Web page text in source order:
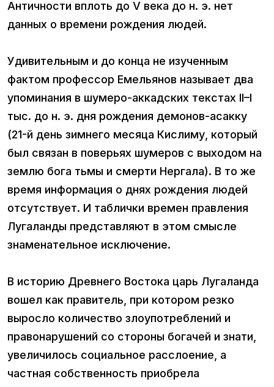
Античности вплоть до V века до н. э. нет
данных о времени рождения людей.
Удивительным и до конца не изученным
фактом профессор Емельянов называет два
упоминания в шумеро-аккадских текстах II–I
тыс. до н. э. дня рождения демонов-асакку
(21-й день зимнего месяца Кислиму, который
был связан в поверьях шумеров с выходом на
землю бога тьмы и смерти Нергала). В то же
время информация о днях рождения людей
отсутствует. И таблички времен правления
Лугаланды представляют в этом смысле
знаменательное исключение.
В историю Древнего Востока царь Лугаланда
вошел как правитель, при котором резко
выросло количество злоупотреблений и
правонарушений со стороны богачей и знати,
увеличилось социальное расслоение, а
частная собственность приобрела